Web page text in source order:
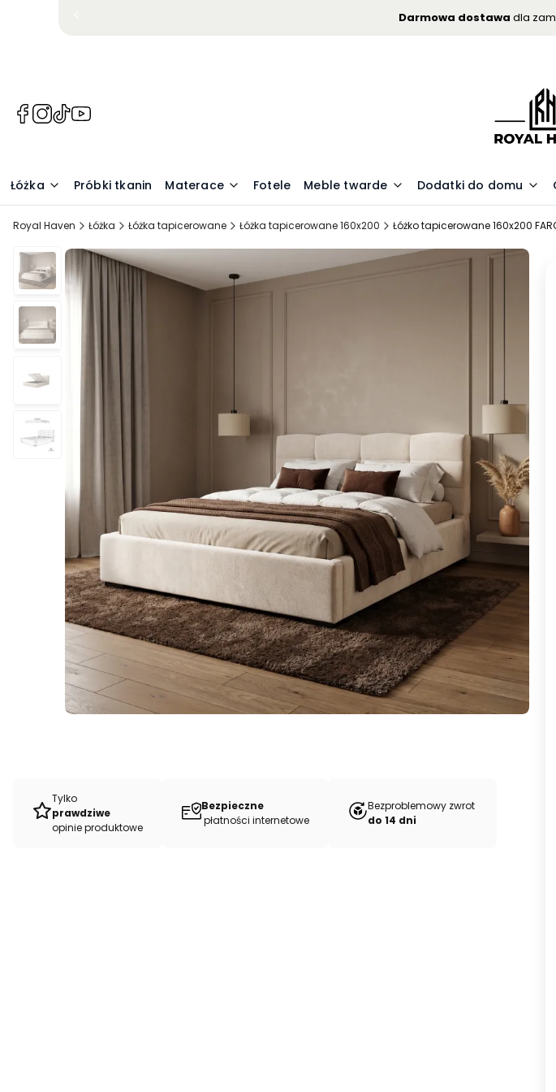
Darmowa dostawa dla
(Otwiera
karcie)
(Otwiera
karcie)
(Otwiera
karcie)
(Otwiera
karcie)
Łóżka Próbki tkanin Materace Fotele Meble twarde Dodatki do domu
Royal Haven Łóżka Łóżka tapicerowane Łóżka tapicerowane 160x200 Łóżko tapicerowane 160x200
Tylko
prawdziwe
opinie produktowe
Bezpieczne
płatności internetowe
Bezproblemowy zwrot
do 14 dni